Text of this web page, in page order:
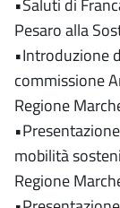
•Saluti di
Pesaro alla
•Introduzione
commissione
Regione
mobilità
Regione